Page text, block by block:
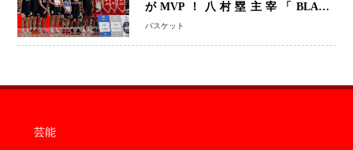
がMVP！八村塁主宰「BLACK
SAMURAI SUMMIT 2026」で存在
なった」
バスケット
芸能